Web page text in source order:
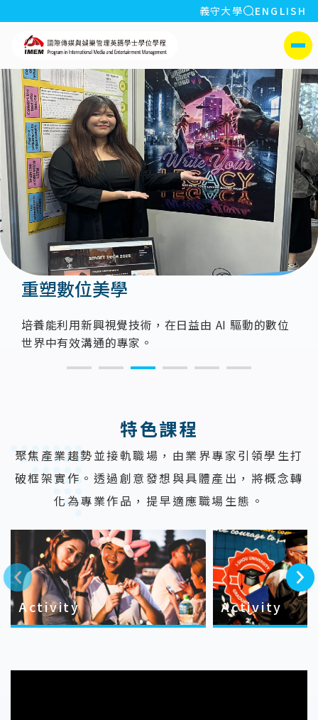
:::
義守大學 全站搜索
ENGLISH
義守大學國際傳媒與娛
側選單
重塑數位美學
培養能利用新興視覺技術，在日益由 AI 驅動的數位
世界中有效溝通的專家。
特色課程
聚焦產業趨勢並接軌職場，由業界專家引領學生打
破框架實作。透過創意發想與具體產出，將概念轉
化為專業作品，提早適應職場生態。
上一則
Activity Activity
下一則